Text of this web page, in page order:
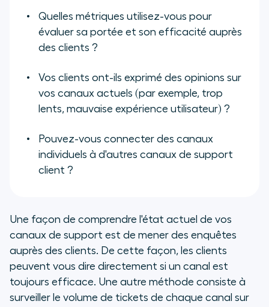
Quelles métriques utilisez-vous pour
évaluer sa portée et son efficacité auprès
des clients ?
Vos clients ont-ils exprimé des opinions sur
vos canaux actuels (par exemple, trop
lents, mauvaise expérience utilisateur) ?
Pouvez-vous connecter des canaux
individuels à d'autres canaux de support
client ?
Une façon de comprendre l'état actuel de vos
canaux de support est de mener des enquêtes
auprès des clients. De cette façon, les clients
peuvent vous dire directement si un canal est
toujours efficace. Une autre méthode consiste à
surveiller le volume de tickets de chaque canal sur